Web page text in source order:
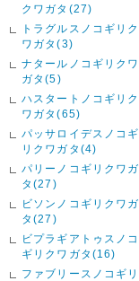
クワガタ(27)
トラグルスノコギリク
ワガタ(3)
ナタールノコギリクワ
ガタ(5)
ハスタートノコギリク
ワガタ(65)
パッサロイデスノコギ
リクワガタ(4)
パリーノコギリクワガ
タ(27)
ビソンノコギリクワガ
タ(27)
ビプラギアトゥスノコ
ギリクワガタ(16)
ファブリースノコギリ